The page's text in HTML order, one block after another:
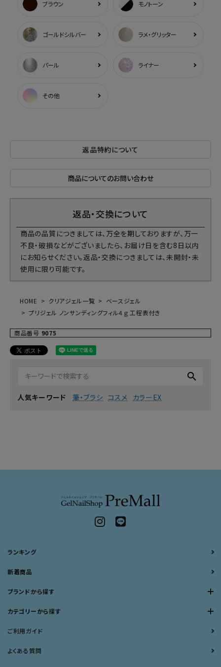
ブラウン モノトーン
ゴールドシルバー ラメ・グリッター
パール ライナー
その他
返品特約について
商品についてのお問い合わせ
返品・交換について
商品の品質につきましては、万全を期しておりますが、万一
不良・破損などがございましたら、お届け日を含む8日以内
にお知らせください。返品・交換につきましては、未開封・未
使用に限り可能です。
HOME クリアジェル一覧
ベースジェル
プリジェル ノンサンディングフィル４ｇ 工程表付き
商品番号 9075
search
人気キーワード 筆・ブラシ コスメ カラーEX
ランキング
新着商品
ブランドから探す
カテゴリーから探す
ご利用ガイド
よくある質問